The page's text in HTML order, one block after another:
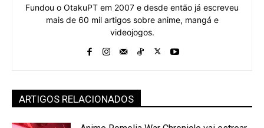
Fundou o OtakuPT em 2007 e desde então já escreveu
mais de 60 mil artigos sobre anime, mangá e
videojogos.
ARTIGOS RELACIONADOS